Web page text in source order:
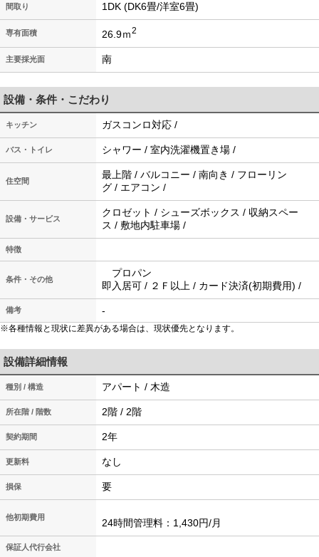
間取り 1DK (DK6畳/洋室6畳)
専有面積 26.9ｍ2
主要採光面 南
設備・条件・こだわり
キッチン ガスコンロ対応 /
バス・トイレ シャワー / 室内洗濯機置き場 /
住空間
最上階 / バルコニー / 南向き / フローリン
グ / エアコン /
設備・サービス
クロゼット / シューズボックス / 収納スペー
ス / 敷地内駐車場 /
特徴
条件・その他
プロパン
即入居可 / ２Ｆ以上 / カード決済(初期費用) /
備考 -
※各種情報と現状に差異がある場合は、現状優先となります。
設備詳細情報
種別 / 構造 アパート / 木造
所在階 / 階数 2階 / 2階
契約期間 2年
更新料 なし
損保 要
他初期費用 24時間管理料：1,430円/月
保証人代行会社